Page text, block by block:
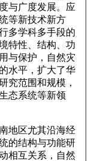
与广度发展。应
等新技术新方
多学科多手段的
特性、结构、功
与保护，自然灾
水平，扩大了华
究范围和规模，
态系统等新领
地区尤其沿海经
的结构与功能研
相互关系，自然